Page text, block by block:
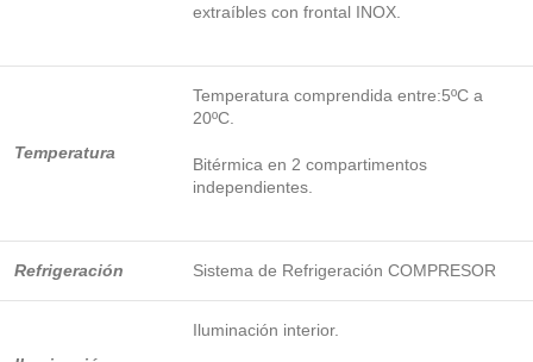
extraíbles con frontal INOX.
Temperatura
Temperatura comprendida entre:5ºC a
20ºC.
Bitérmica en 2 compartimentos
independientes.
Refrigeración Sistema de Refrigeración COMPRESOR
Iluminación interior.